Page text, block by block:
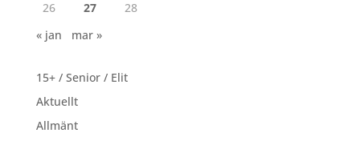
26 27
28
« jan
mar »
15+ / Senior / Elit
Aktuellt
Allmänt